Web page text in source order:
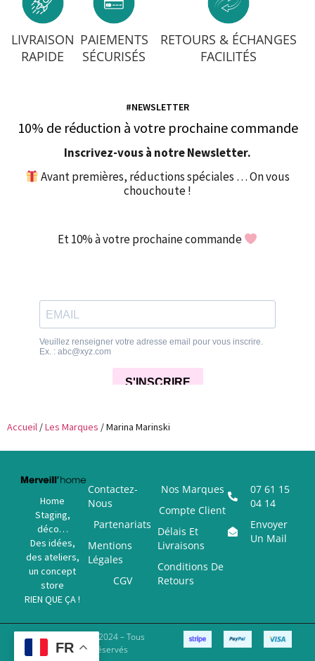
LIVRAISON
RAPIDE
PAIEMENTS
SÉCURISÉS
RETOURS & ÉCHANGES
FACILITÉS
#NEWSLETTER
10% de réduction à votre prochaine commande
Inscrivez-vous à notre Newsletter.
Avant premières, réductions spéciales … On vous
chouchoute !
Et 10% à votre prochaine commande
Accueil /Les Marques / Marina Marinski
Home
Staging,
déco…
Des idées,
des ateliers,
un concept
store
RIEN QUE ÇA !
Contactez-
Nous
Partenariats
Mentions
Légales
CGV
Nos Marques
Compte Client
Délais Et
Livraisons
Conditions De
Retours
07 61 15
04 14
Envoyer
Un Mail
Copyright © 2024 – Tous
Droits Réservés
FR